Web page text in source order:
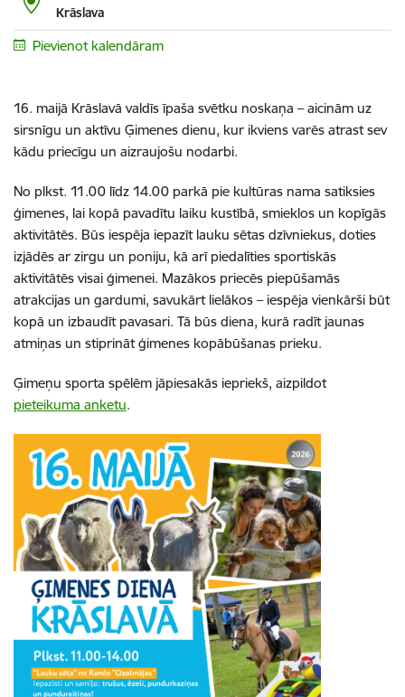
Krāslava
Pievienot kalendāram
16. maijā Krāslavā valdīs īpaša svētku noskaņa – aicinām uz
sirsnīgu un aktīvu Ģimenes dienu, kur ikviens varēs atrast sev
kādu priecīgu un aizraujošu nodarbi.
No plkst. 11.00 līdz 14.00 parkā pie kultūras nama satiksies
ģimenes, lai kopā pavadītu laiku kustībā, smieklos un kopīgās
aktivitātēs. Būs iespēja iepazīt lauku sētas dzīvniekus, doties
izjādēs ar zirgu un poniju, kā arī piedalīties sportiskās
aktivitātēs visai ģimenei. Mazākos priecēs piepūšamās
atrakcijas un gardumi, savukārt lielākos – iespēja vienkārši būt
kopā un izbaudīt pavasari. Tā būs diena, kurā radīt jaunas
atmiņas un stiprināt ģimenes kopābūšanas prieku.
Ģimeņu sporta spēlēm jāpiesakās iepriekš, aizpildot
pieteikuma anketu.